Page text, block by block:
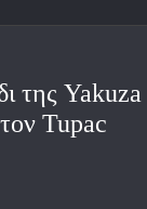
της Yakuza
Tupac